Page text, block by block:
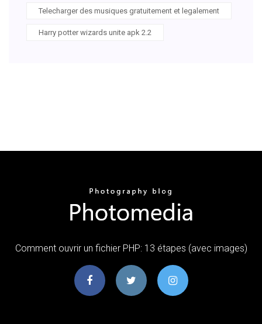
Telecharger des musiques gratuitement et legalement
Harry potter wizards unite apk 2.2
Comment ouvrir un fichier PHP: 13 étapes (avec images)